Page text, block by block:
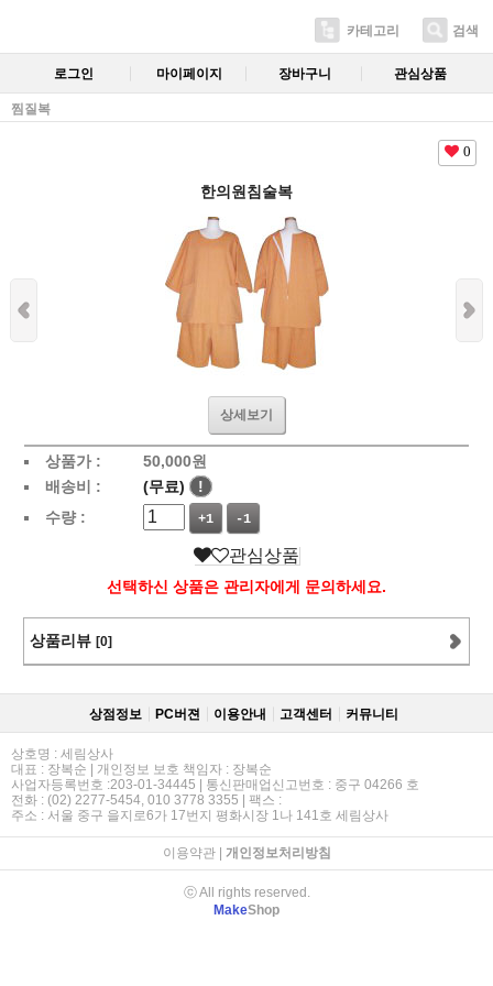
카테고리 검색
로그인 마이페이지 장바구니 관심상품
찜질복
0
한의원침술복
상세보기
상품가 : 50,000원
배송비 :
(무료)
!
수량 :
+1 -1
관심상품
선택하신 상품은 관리자에게 문의하세요.
상품리뷰 [0]
상점정보 PC버젼 이용안내 고객센터 커뮤니티
상호명 : 세림상사
대표 : 장복순 | 개인정보 보호 책임자 : 장복순
사업자등록번호 :203-01-34445 | 통신판매업신고번호 : 중구 04266 호
전화 : (02) 2277-5454, 010 3778 3355 | 팩스 :
주소 : 서울 중구 을지로6가 17번지 평화시장 1나 141호 세림상사
이용약관| 개인정보처리방침
ⓒ All rights reserved.
MakeShop